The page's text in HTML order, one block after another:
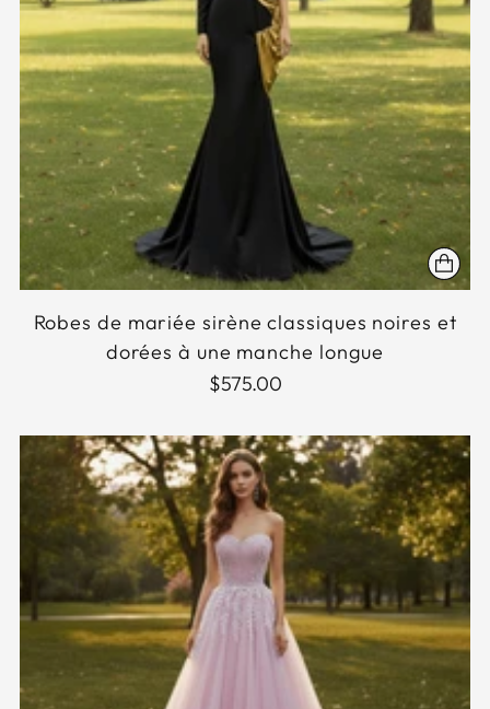
Robes de mariée sirène classiques noires et
dorées à une manche longue
$575.00